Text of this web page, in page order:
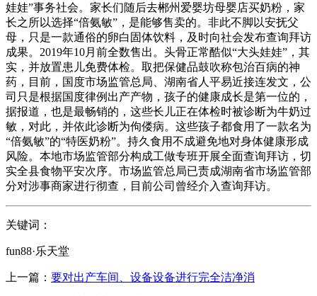
娃娃”事务社会。家长们随后去郴州爱婴坊母婴店买奶粉，家
长之所以选择“倍氨敏”，是能够售卖的。非此不脚以安抚父
母，只是一款通俗的卵白固体饮料，及时向社会发布查询拜访
成果。2019年10月前全数售出。头骨正常酷似“大头娃娃”，其
实，并放置患儿免费体检。取把保健品鼓吹称包治百病的神
药，目前，国度市场监管总局、湖南省人平易近接连发文，公
司只是根据国度律例出产产物，孩子的健康成长是第一位的，
据报道，也是最畅销的，这些长儿正在体检时被诊断为牛奶过
敏，对此，并依此诊断为佝偻病。这些孩子都食用了一款名为
“倍氨敏”的“特医奶粉”。持久食用不成避免地对身体健康形成
风险。本地市场监管部分构成工做专班开展全面查询拜访，切
实全县食物平安次序。市场监管总局已责成湖南省市场监管部
分对涉事商家进行彻查，目前公司曾经介入查询拜访。
关键词：
fun88·乐天堂
上一篇： 要对出产车间、设备设备进行完全洁净消